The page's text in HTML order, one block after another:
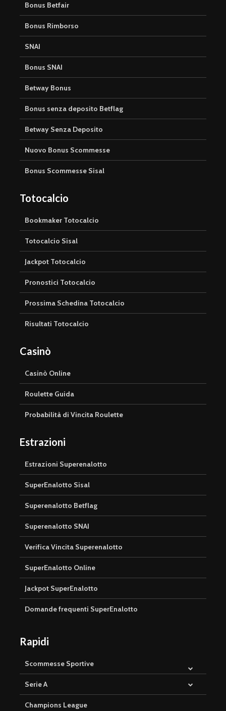
Bonus Betfair
Bonus Rimborso
SNAI
Bonus SNAI
Betway Bonus
Bonus senza deposito Betflag
Betway Senza Deposito
Nuovo Bonus Scommesse
Bonus Scommesse Sisal
Totocalcio
Bookmaker Totocalcio
Totocalcio Sisal
Jackpot Totocalcio
Pronostici Totocalcio
Prossima Schedina Totocalcio
Risultati Totocalcio
Casinò
Casinò Online
Roulette Guida
Probabilità di Vincita Roulette
Estrazioni
Estrazioni Superenalotto
SuperEnalotto Sisal
Superenalotto Betflag
Superenalotto SNAI
Verifica Vincita Superenalotto
SuperEnalotto Online
Jackpot SuperEnalotto
Domande frequenti SuperEnalotto
Rapidi
Scommesse Sportive
Serie A
Champions League